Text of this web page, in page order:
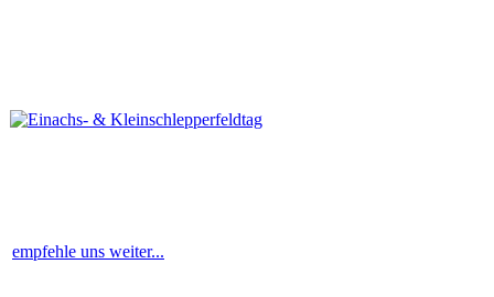
empfehle uns weiter...